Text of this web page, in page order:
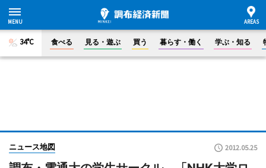
34°C 食べる 見る・遊ぶ 買う 暮らす・働く 学ぶ・知る
ニュース地図 2012.05.25